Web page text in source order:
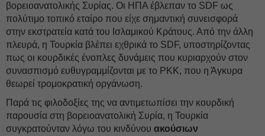
βορειοανατολικής Συρίας. Οι ΗΠΑ έβλεπαν το SDF ως
πολύτιμο τοπικό εταίρο που είχε σημαντική συνεισφορά
στην εκστρατεία κατά του Ισλαμικού Κράτους. Από την άλλη
πλευρά, η Τουρκία βλέπει εχθρικά το SDF, υποστηρίζοντας
πως οι κουρδικές ένοπλες δυνάμεις που κυριαρχούν στον
συνασπισμό ευθυγραμμίζονται με το PKK, που η Άγκυρα
θεωρεί τρομοκρατική οργάνωση.
Παρά τις φιλοδοξίες της να αντιμετωπίσει την κουρδική
παρουσία στη βορειοανατολική Συρία, η Τουρκία
συγκρατούνταν λόγω του κινδύνου ακούσιων